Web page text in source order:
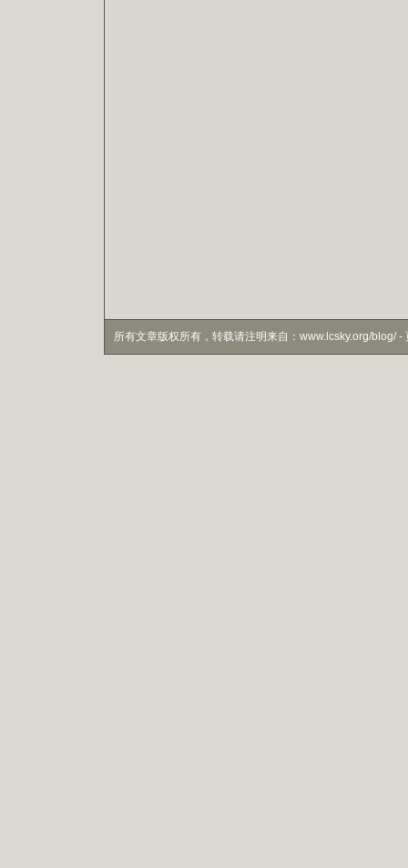
所有文章版权所有，转载请注明来自：www.lcsky.org/blog/